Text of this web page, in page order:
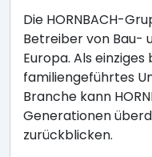
Die HORNBACH-
Betreiber von Bau-
Europa. Als
familiengeführtes
Branche kann
Generationen
zurückblicken.